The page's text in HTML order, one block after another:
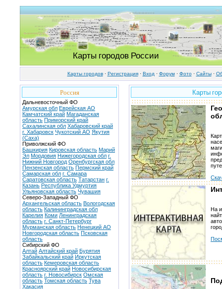
Карты городов России
Карты городов· Регистрация· Вход · Форум· Фото· Cайты·
Россия
Дальневосточный ФО
Амурская обл Еврейская АО
Камчатский край Магаданская
область Приморский край
Сахалинская обл Хабаровский край
г. Хабаровск Чукотский АО Якутия
(Саха)
Приволжский ФО
Башкирия Кировская область Марий
Эл Мордовия Нижегородская обл г.
Нижний Новгород Оренбургская обл
Пензенская область Пермский край
Самарская обл г. Самара
Саратовская область Татарстан г.
Казань Республика Удмуртия
Ульяновская область Чувашия
Северо-Западный ФО
Архангельская область Вологодская
область Калининградская обл
Карелия Коми Ленинградская
область г. Санкт-Петербург
Мурманская область Ненецкий АО
Новгородская область Псковская
область
Сибирский ФО
Алтай Алтайский край Бурятия
Забайкальский край Иркутская
область Кемеровская область
Красноярский край Новосибирская
область г. Новосибирск Омская
область Томская область Тува
Хакасия
Карты
На